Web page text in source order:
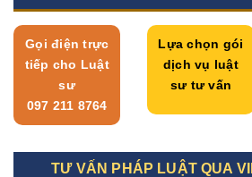
Gọi điện trực
tiếp cho Luật
sư
097 211 8764
Lựa chọn gói
dịch vụ luật
sư tư vấn
TƯ VẤN PHÁP LUẬT QUA